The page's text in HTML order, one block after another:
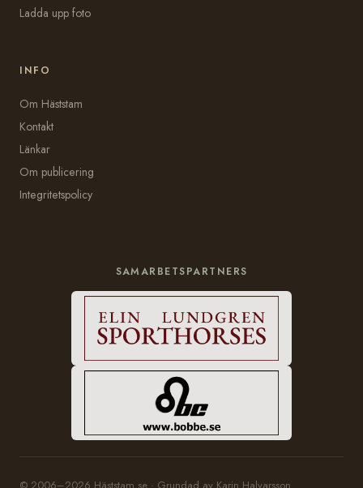
Ladda upp foto
INFO
Om Häststam
Kontakt
Länkar
Om publicering
Integritetspolicy
SAMARBETSPARTNERS
© 2006–2026 Häststam.se · Grundad av Karin Halvarsson